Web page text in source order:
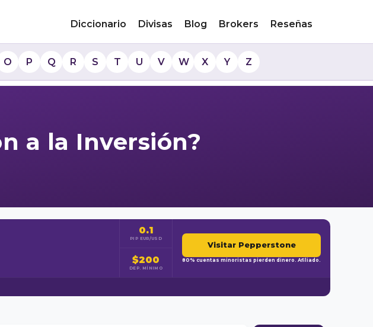
Diccionario Divisas Blog Brokers Reseñas
O P Q R S T U V W X Y Z
a la Inversión?
0.1
PIP EUR/USD
$200
DEP. MÍNIMO
Visitar Pepperstone
80% cuentas minoristas pierden dinero. Afiliado.